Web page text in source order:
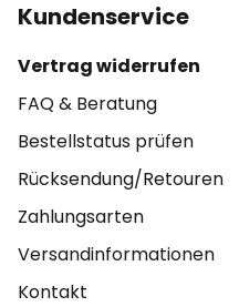
Kundenservice
Vertrag widerrufen
FAQ & Beratung
Bestellstatus prüfen
Rücksendung/Retouren
Zahlungsarten
Versandinformationen
Kontakt